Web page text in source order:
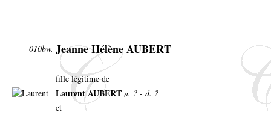
010bw. Jeanne Hélène AUBERT
fille légitime de
Laurent AUBERT n. ? - d. ?
et